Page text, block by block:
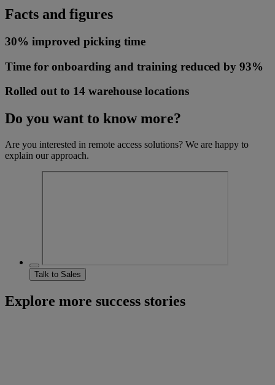
Facts and figures
30% improved picking time
Time for onboarding and training reduced by 93%
Rolled out to 14 warehouse locations
Do you want to know more?
Are you interested in remote access solutions? We are happy to
explain our approach.
Talk to Sales
Explore more success stories